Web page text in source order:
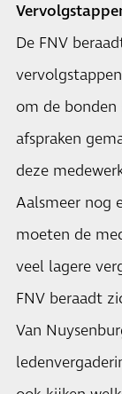
De FNV
om de bonden
afspraken
deze
Aalsmeer nog
moeten de
veel lagere
FNV beraadt
Van